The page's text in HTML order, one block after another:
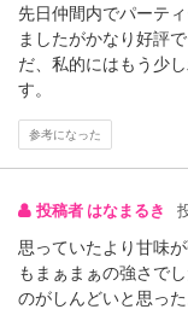
注意事項
【キャンセルについて】
※お申込み後のキャン
記載されている内容
※パッケージ変更や商
の掲載画像や画像内
先日仲間内でパーテ
ましたがかなり好評
だ、私的にはもう少
す。
参考になった
投稿者 はなまるき
思っていたより甘味
もまぁまぁの強さで
のがしんどいと思っ